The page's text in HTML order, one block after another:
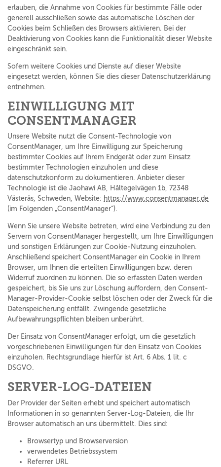
erlauben, die Annahme von Cookies für bestimmte Fälle oder
generell ausschließen sowie das automatische Löschen der
Cookies beim Schließen des Browsers aktivieren. Bei der
Deaktivierung von Cookies kann die Funktionalität dieser Website
eingeschränkt sein.
Sofern weitere Cookies und Dienste auf dieser Website
eingesetzt werden, können Sie dies dieser Datenschutzerklärung
entnehmen.
EINWILLIGUNG MIT
CONSENTMANAGER
Unsere Website nutzt die Consent-Technologie von
ConsentManager, um Ihre Einwilligung zur Speicherung
bestimmter Cookies auf Ihrem Endgerät oder zum Einsatz
bestimmter Technologien einzuholen und diese
datenschutzkonform zu dokumentieren. Anbieter dieser
Technologie ist die Jaohawi AB, Håltegelvägen 1b, 72348
Västerås, Schweden, Website: https://www.consentmanager.de
(im Folgenden „ConsentManager“).
Wenn Sie unsere Website betreten, wird eine Verbindung zu den
Servern von ConsentManager hergestellt, um Ihre Einwilligungen
und sonstigen Erklärungen zur Cookie-Nutzung einzuholen.
Anschließend speichert ConsentManager ein Cookie in Ihrem
Browser, um Ihnen die erteilten Einwilligungen bzw. deren
Widerruf zuordnen zu können. Die so erfassten Daten werden
gespeichert, bis Sie uns zur Löschung auffordern, den Consent-
Manager-Provider-Cookie selbst löschen oder der Zweck für die
Datenspeicherung entfällt. Zwingende gesetzliche
Aufbewahrungspflichten bleiben unberührt.
Der Einsatz von ConsentManager erfolgt, um die gesetzlich
vorgeschriebenen Einwilligungen für den Einsatz von Cookies
einzuholen. Rechtsgrundlage hierfür ist Art. 6 Abs. 1 lit. c
DSGVO.
SERVER-LOG-DATEIEN
Der Provider der Seiten erhebt und speichert automatisch
Informationen in so genannten Server-Log-Dateien, die Ihr
Browser automatisch an uns übermittelt. Dies sind:
Browsertyp und Browserversion
verwendetes Betriebssystem
Referrer URL